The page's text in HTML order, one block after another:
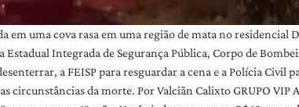
uma cova rasa em uma região de mata no residencial
Integrada de Segurança Pública, Corpo de
a FEISP para resguardar a cena e a Polícia Civil
da morte. Por Valciãn Calixto GRUPO VIP